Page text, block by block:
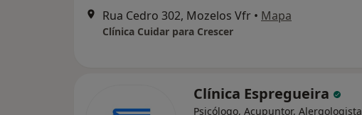
Rua Cedro 302, Mozelos Vfr • Mapa
Clínica Cuidar para Crescer
Clínica Espregueira
Psicólogo, Acupuntor, Alergologista